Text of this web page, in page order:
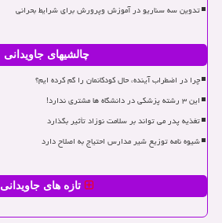
تدوین سه سناریو در آموزش وپرورش برای شرایط بحرانی
چالشیهای جاویدانی
چرا در اضطراب آینده، حال کودکانمان را گم کرده ایم؟
این ۳ رشته پزشکی در دانشگاه ها مشتری ندارد!
تغذیه پدر می تواند بر سلامت نوزاد تأثیر بگذارد
شیوه نامه توزیع شیر مدارس احتیاج به اصلاح دارد
تازه های جاویدانی